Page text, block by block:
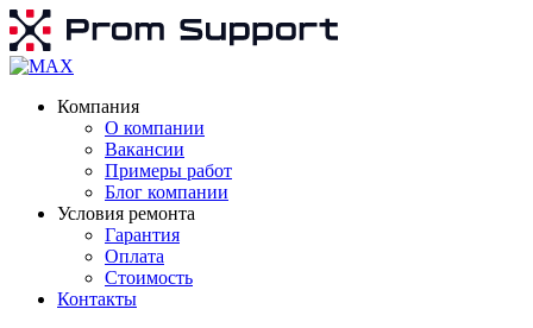
Компания
О компании
Вакансии
Примеры работ
Блог компании
Условия ремонта
Гарантия
Оплата
Стоимость
Контакты